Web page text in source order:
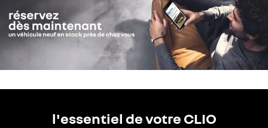
l'essentiel de votre CLIO